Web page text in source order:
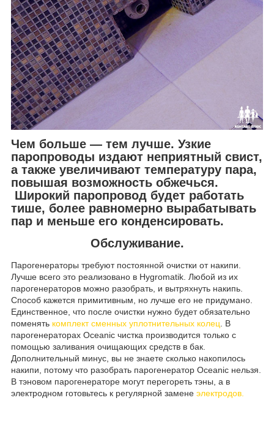
Чем больше — тем лучше. Узкие
паропроводы издают неприятный свист,
а также увеличивают температуру пара,
повышая возможность обжечься.
Широкий паропровод будет работать
тише, более равномерно вырабатывать
пар и меньше его конденсировать.
Обслуживание.
Парогенераторы требуют постоянной очистки от накипи.
Лучше всего это реализовано в Hygromatik. Любой из их
парогенераторов можно разобрать, и вытряхнуть накипь.
Способ кажется примитивным, но лучше его не придумано.
Единственное, что после очистки нужно будет обязательно
поменять комплект сменных уплотнительных колец . В
парогенераторах Oceanic чистка производится только с
помощью заливания очищающих средств в бак.
Дополнительный минус, вы не знаете сколько накопилось
накипи, потому что разобрать парогенератор Oceanic нельзя.
В тэновом парогенераторе могут перегореть тэны, а в
электродном готовьтесь к регулярной замене электродов.